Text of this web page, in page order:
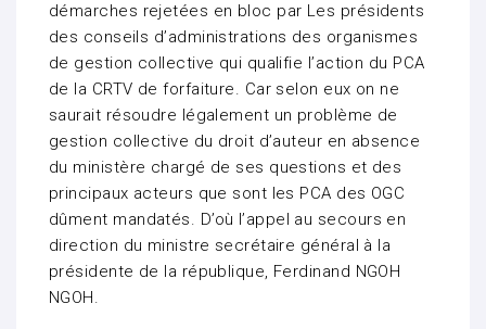
démarches rejetées en bloc par Les présidents
des conseils d’administrations des organismes
de gestion collective qui qualifie l’action du PCA
de la CRTV de forfaiture. Car selon eux on ne
saurait résoudre légalement un problème de
gestion collective du droit d’auteur en absence
du ministère chargé de ses questions et des
principaux acteurs que sont les PCA des OGC
dûment mandatés. D’où l’appel au secours en
direction du ministre secrétaire général à la
présidente de la république, Ferdinand NGOH
NGOH.